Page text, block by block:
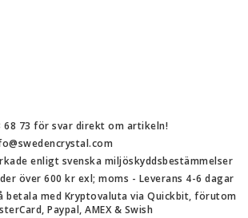
68 73 för svar direkt om artikeln!
enligt svenska miljöskyddsbestämmelser
över 600 kr exl; moms - Leverans 4-6 dagar
betala med Kryptovaluta via Quickbit, förutom
Paypal, AMEX & Swish